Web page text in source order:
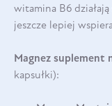
witamina B6
jeszcze lepiej
Magnez suplement
kapsułki):